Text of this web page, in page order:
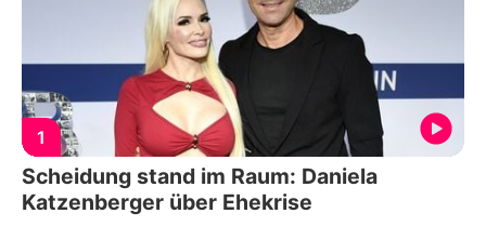
1
Scheidung stand im Raum: Daniela
Katzenberger über Ehekrise